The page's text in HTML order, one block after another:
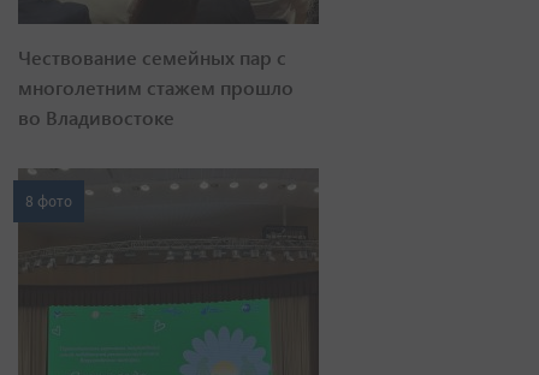
Чествование семейных пар с
многолетним стажем прошло
во Владивостоке
8 фото